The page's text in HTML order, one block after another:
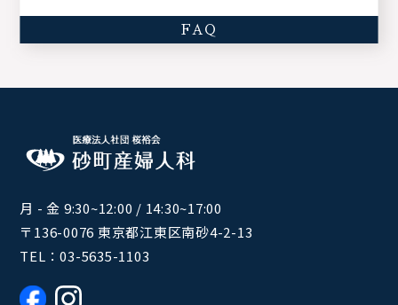
FAQ
月 - 金 9:30~12:00 / 14:30~17:00
〒136-0076 東京都江東区南砂4-2-13
TEL：03-5635-1103